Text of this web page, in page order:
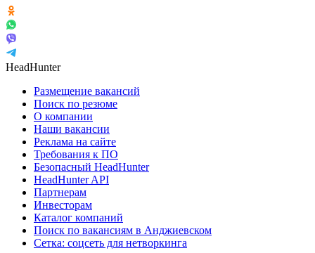
HeadHunter
Размещение вакансий
Поиск по резюме
О компании
Наши вакансии
Реклама на сайте
Требования к ПО
Безопасный HeadHunter
HeadHunter API
Партнерам
Инвесторам
Каталог компаний
Поиск по вакансиям в Анджиевском
Сетка: соцсеть для нетворкинга